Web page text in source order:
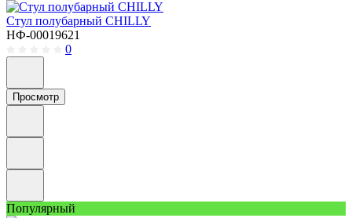
Стул полубарный CHILLY
НФ-00019621
0
Просмотр
Популярный